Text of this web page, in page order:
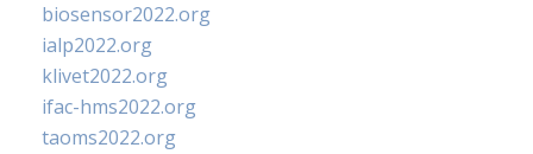
biosensor2022.org
ialp2022.org
klivet2022.org
ifac-hms2022.org
taoms2022.org